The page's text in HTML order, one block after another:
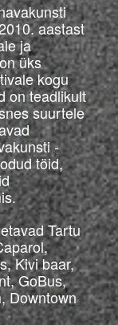
aastast
ja
üks
kogu
on teadlikult
suurtele
-
töid,
Tartu
Kivi baar,
GoBus,
Downtown